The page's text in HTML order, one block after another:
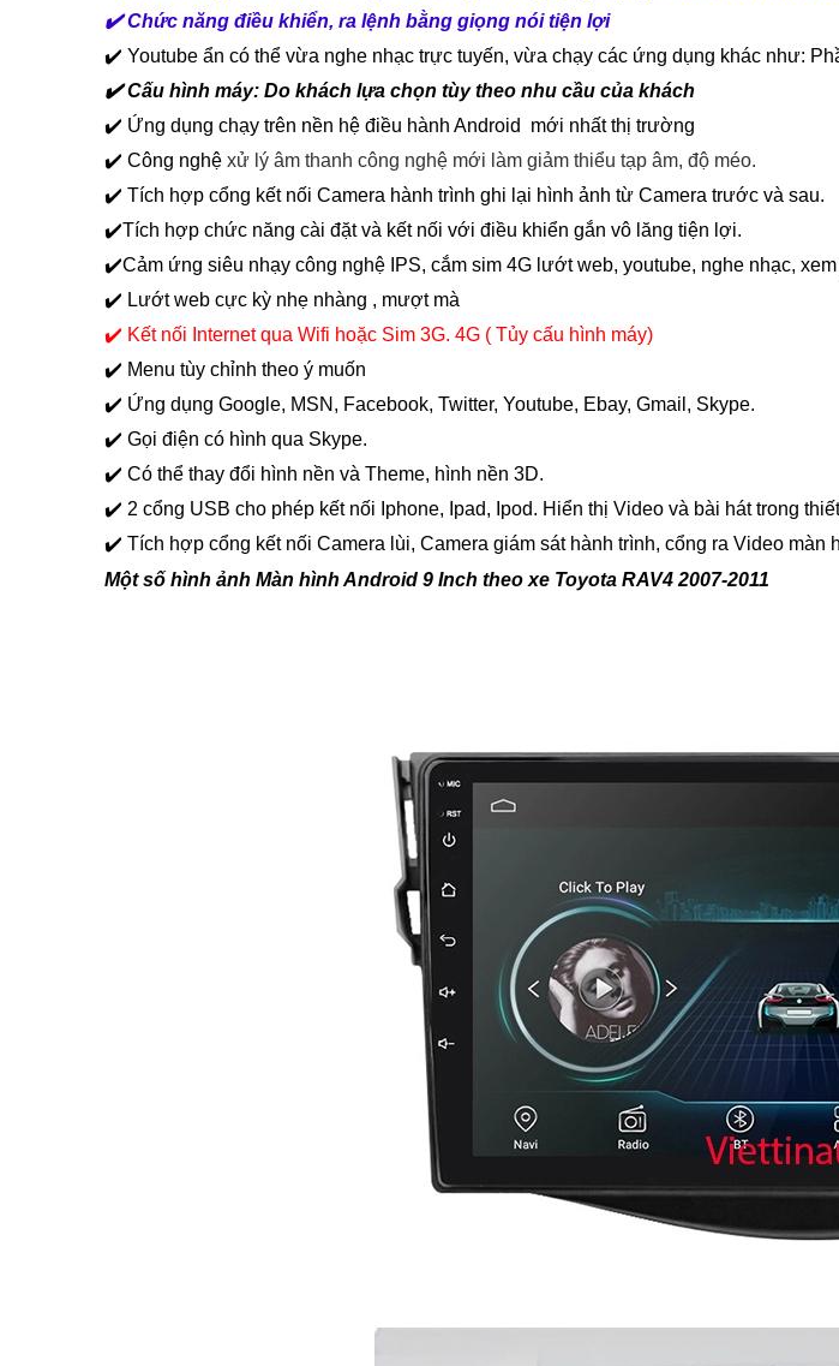
✔️ Chức năng điều khiển, ra lệnh bằng giọng nói tiện lợi
✔️ Youtube ẩn có thể vừa nghe nhạc trực tuyến, vừa chạy các ứng dụng khác như:
✔️Cấu hình máy: Do khách lựa chọn tùy theo nhu cầu của khách
✔️ Ứng dụng chạy trên nền hệ điều hành Android mới nhất thị trường
✔️ Công nghệ xử lý âm thanh công nghệ mới làm giảm thiểu tạp âm, độ méo.
✔️ Tích hợp cổng kết nối Camera hành trình ghi lại hình ảnh từ Camera trước và sau.
✔️Tích hợp chức năng cài đặt và kết nối với điều khiển gắn vô lăng tiện lợi.
✔️Cảm ứng siêu nhạy công nghệ IPS, cắm sim 4G lướt web, youtube, nghe nhạc,
✔️ Lướt web cực kỳ nhẹ nhàng , mượt mà
✔️ Kết nối Internet qua Wifi hoặc Sim 3G. 4G ( Tủy cấu hình máy)
✔️ Menu tùy chỉnh theo ý muốn
✔️ Ứng dụng Google, MSN, Facebook, Twitter, Youtube, Ebay, Gmail, Skype.
✔️ Gọi điện có hình qua Skype.
✔️ Có thể thay đổi hình nền và Theme, hình nền 3D.
✔️ 2 cổng USB cho phép kết nối Iphone, Ipad, Ipod. Hiển thị Video và bài hát trong
✔️ Tích hợp cổng kết nối Camera lùi, Camera giám sát hành trình, cổng ra Video màn
Một số hình ảnh Màn hình Android 9 Inch theo xe Toyota RAV4 2007-2011